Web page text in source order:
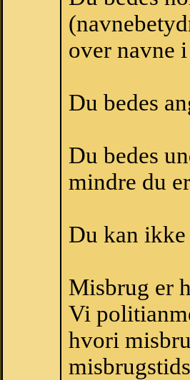
over navne
Du bedes
Du bedes
mindre du
Du kan
Misbrug er
Vi
hvori